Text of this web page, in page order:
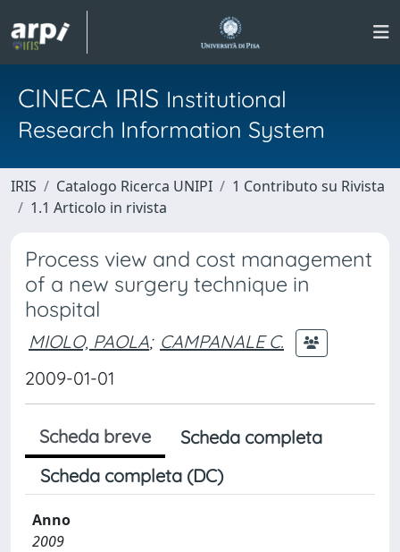
CINECA IRIS Institutional
Research Information System
IRIS Catalogo Ricerca UNIPI
1 Contributo su Rivista
1.1 Articolo in rivista
Process view and cost management
of a new surgery technique in
hospital
MIOLO, PAOLA; CAMPANALE C.
2009-01-01
Scheda breve
Scheda completa
Scheda completa (DC)
Anno
2009